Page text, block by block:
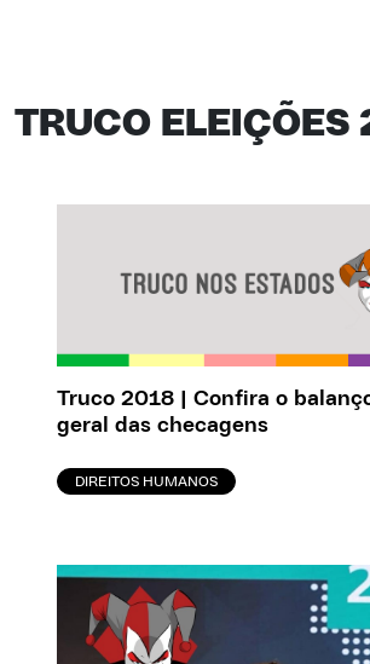
TRUCO ELEIÇÕES
Truco 2018 | Confira o
geral das checagens
DIREITOS HUMANOS